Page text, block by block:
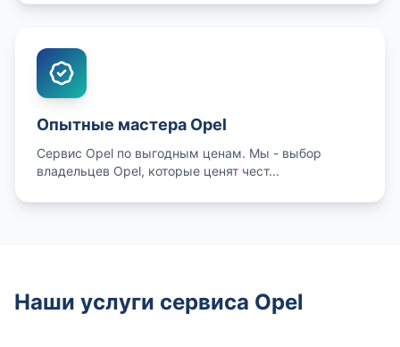
Опытные мастера Opel
Сервис Opel по выгодным ценам. Мы - выбор
владельцев Opel, которые ценят чест...
Наши услуги сервиса Opel